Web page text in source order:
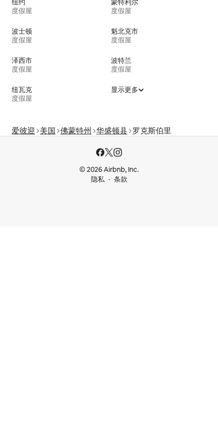
纽约
度假屋
蒙特利尔
度假屋
波士顿
度假屋
魁北克市
度假屋
泽西市
度假屋
波特兰
度假屋
纽瓦克
度假屋
显示更多
爱彼迎 美国 佛蒙特州 华盛顿县 罗克斯伯里
© 2026 Airbnb, Inc.
隐私
条款